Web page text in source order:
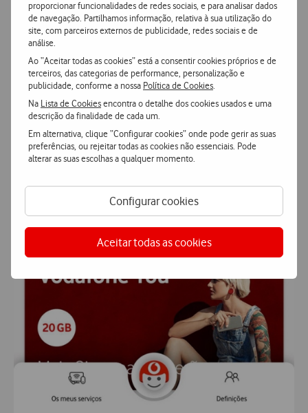
proporcionar funcionalidades de redes sociais, e para analisar dados
de navegação. Partilhamos informação, relativa à sua utilização do
site, com parceiros externos de publicidade, redes sociais e de
análise.
Ao “Aceitar todas as cookies” está a consentir cookies próprios e de
terceiros, das categorias de performance, personalização e
publicidade, conforme a nossa Política de Cookies
Na Lista de Cookiesencontra o detalhe dos cookies usados e uma
descrição da finalidade de cada um.
Em alternativa, clique “Configurar cookies” onde pode gerir as suas
preferências, ou rejeitar todas as cookies não essenciais. Pode
alterar as suas escolhas a qualquer momento.
Configurar cookies
Aceitar todas as cookies